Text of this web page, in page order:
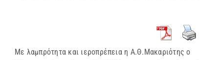
Με λαμπρότητα και ιεροπρέπεια η Α.Θ.Μακαριότης ο